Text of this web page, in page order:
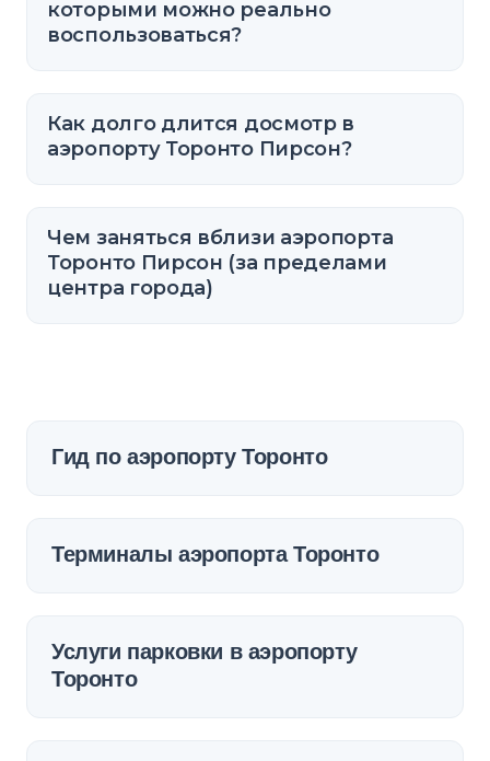
которыми можно реально
воспользоваться?
Как долго длится досмотр в
аэропорту Торонто Пирсон?
Чем заняться вблизи аэропорта
Торонто Пирсон (за пределами
центра города)
Гид по аэропорту Торонто
Терминалы аэропорта Торонто
Услуги парковки в аэропорту
Торонто